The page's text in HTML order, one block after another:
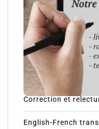
Correction et
English-French